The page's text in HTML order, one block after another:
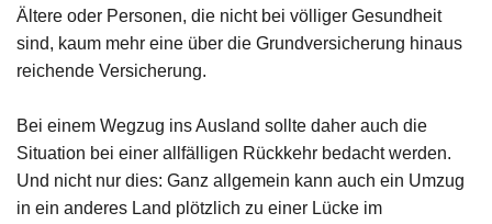
Ältere oder Personen, die nicht bei völliger Gesundheit
sind, kaum mehr eine über die Grundversicherung hinaus
reichende Versicherung.
Bei einem Wegzug ins Ausland sollte daher auch die
Situation bei einer allfälligen Rückkehr bedacht werden.
Und nicht nur dies: Ganz allgemein kann auch ein Umzug
in ein anderes Land plötzlich zu einer Lücke im